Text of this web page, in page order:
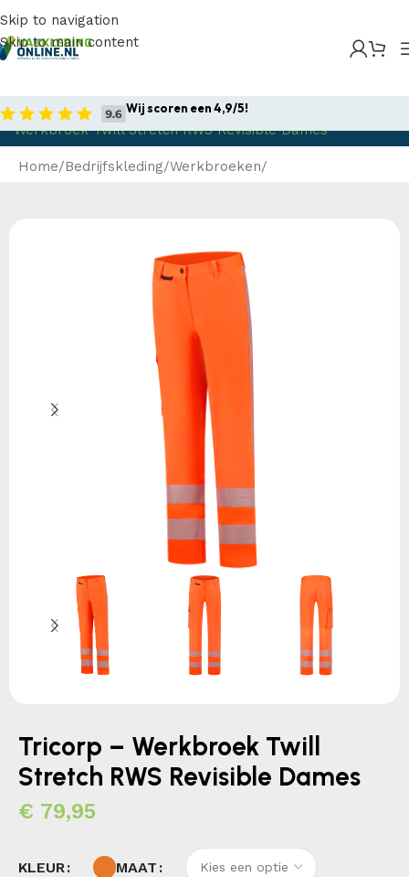
Skip to navigation
Skip to main content
Wij scoren een 4,9/5!
Lange Werkbroeken/Stretch Werkbroeken
Werkbroek Twill Stretch RWS Revisible Dames
Home Bedrijfskleding Werkbroeken
Tricorp – Werkbroek Twill
Stretch RWS Revisible Dames
€ 79,95
KLEUR MAAT